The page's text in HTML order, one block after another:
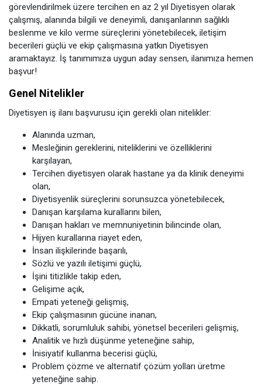
görevlendirilmek üzere tercihen en az 2 yıl Diyetisyen olarak
çalışmış, alanında bilgili ve deneyimli, danışanlarının sağlıklı
beslenme ve kilo verme süreçlerini yönetebilecek, iletişim
becerileri güçlü ve ekip çalışmasına yatkın Diyetisyen
aramaktayız. İş tanımımıza uygun aday sensen, ilanımıza hemen
başvur!
Genel Nitelikler
Diyetisyen iş ilanı başvurusu için gerekli olan nitelikler:
Alanında uzman,
Mesleğinin gereklerini, niteliklerini ve özelliklerini
karşılayan,
Tercihen diyetisyen olarak hastane ya da klinik deneyimi
olan,
Diyetisyenlik süreçlerini sorunsuzca yönetebilecek,
Danışan karşılama kurallarını bilen,
Danışan hakları ve memnuniyetinin bilincinde olan,
Hijyen kurallarına riayet eden,
İnsan ilişkilerinde başarılı,
Sözlü ve yazılı iletişimi güçlü,
İşini titizlikle takip eden,
Gelişime açık,
Empati yeteneği gelişmiş,
Ekip çalışmasının gücüne inanan,
Dikkatli, sorumluluk sahibi, yönetsel becerileri gelişmiş,
Analitik ve hızlı düşünme yeteneğine sahip,
İnisiyatif kullanma becerisi güçlü,
Problem çözme ve alternatif çözüm yolları üretme
yeteneğine sahip.